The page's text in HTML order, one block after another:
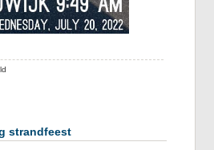
stilgelegd,
strandfeest